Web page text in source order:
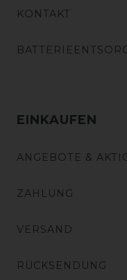
KONTAKT
EINKAUFEN
ANGEBOTE &
ZAHLUNG
VERSAND
RÜCKSENDUNG